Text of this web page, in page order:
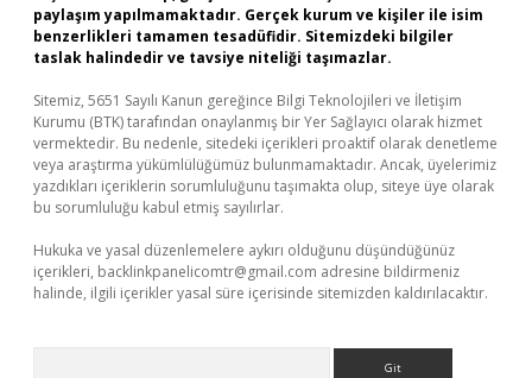
paylaşım yapılmamaktadır. Gerçek kurum ve kişiler ile isim
benzerlikleri tamamen tesadüfidir. Sitemizdeki bilgiler
taslak halindedir ve tavsiye niteliği taşımazlar.
Sitemiz, 5651 Sayılı Kanun gereğince Bilgi Teknolojileri ve İletişim
Kurumu (BTK) tarafından onaylanmış bir Yer Sağlayıcı olarak hizmet
vermektedir. Bu nedenle, sitedeki içerikleri proaktif olarak denetleme
veya araştırma yükümlülüğümüz bulunmamaktadır. Ancak, üyelerimiz
yazdıkları içeriklerin sorumluluğunu taşımakta olup, siteye üye olarak
bu sorumluluğu kabul etmiş sayılırlar.
Hukuka ve yasal düzenlemelere aykırı olduğunu düşündüğünüz
içerikleri, backlinkpanelicomtr@gmail.com adresine bildirmeniz
halinde, ilgili içerikler yasal süre içerisinde sitemizden kaldırılacaktır.